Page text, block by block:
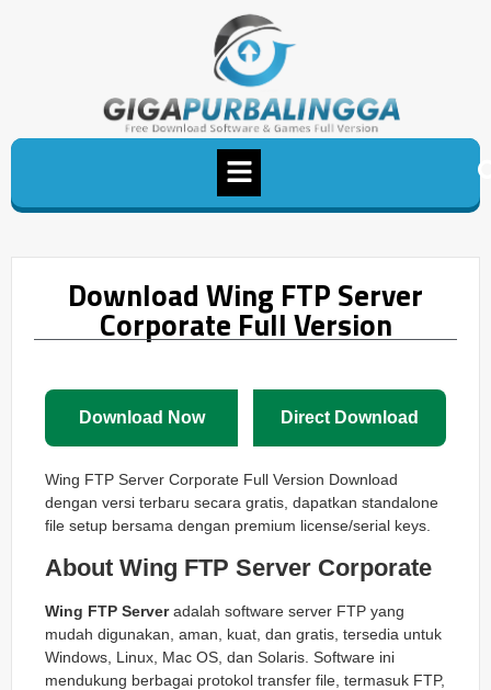
Download Wing FTP Server
Corporate Full Version
Download Now Direct Download
Wing FTP Server Corporate Full Version Download
dengan versi terbaru secara gratis, dapatkan standalone
file setup bersama dengan premium license/serial keys.
About Wing FTP Server Corporate
Wing FTP Serveradalah software server FTP yang
mudah digunakan, aman, kuat, dan gratis, tersedia untuk
Windows, Linux, Mac OS, dan Solaris. Software ini
mendukung berbagai protokol transfer file, termasuk FTP,